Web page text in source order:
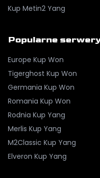
Kup Metin2 Yang
Popularne
Europe Kup Won
Tigerghost Kup Won
Germania Kup Won
Romania Kup Won
Rodnia Kup Yang
Merlis Kup Yang
M2Classic Kup Yang
Elveron Kup Yang